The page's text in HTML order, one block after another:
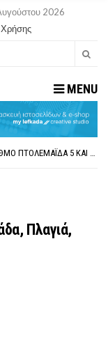
2026
MENU
ΠΑΡΑΙΤΉΘΗΚΕ Η ΑΝΤΙΔΉΜΑΡΧΟΣ ΠΟΛΙΤΙΣΜΟΎ ΜΕΓΑΝΗΣΊΟΥ Κ . ΕΥΑΓΓΕΛΊΑ ΜΕΛΆ. Η ΕΠΙΣΤΟΛΉ ΤΗΣ ΠΑΡΑΊΤΗΣΗΣ
FAKE NEWS ΓΙΑ ΤΟ ΛΙΓΝΙΤΙΚΌ ΣΤΑΘΜΌ ΠΤΟΛΕΜΑΪ́ΔΑ 5 ΚΑΙ ΤΗΝ ΕΝΕΡΓΕΙΑΚΉ ΑΣΦΆΛΕΙΑ ΤΗΣ ΧΏΡΑΣ
Πλαγιά,